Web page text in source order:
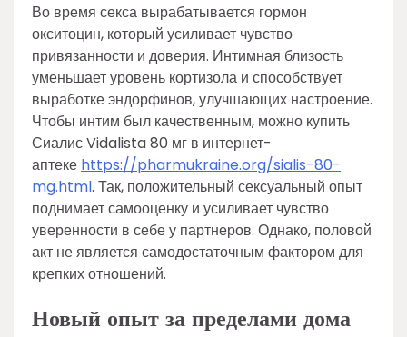
Во время секса вырабатывается гормон
окситоцин, который усиливает чувство
привязанности и доверия. Интимная близость
уменьшает уровень кортизола и способствует
выработке эндорфинов, улучшающих настроение.
Чтобы интим был качественным, можно купить
Сиалис Vidalista 80 мг в интернет-
аптеке https://pharmukraine.org/sialis-80-
mg.html. Так, положительный сексуальный опыт
поднимает самооценку и усиливает чувство
уверенности в себе у партнеров. Однако, половой
акт не является самодостаточным фактором для
крепких отношений.
Новый опыт за пределами дома